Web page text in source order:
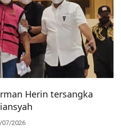
Herin tersangka
07/2026